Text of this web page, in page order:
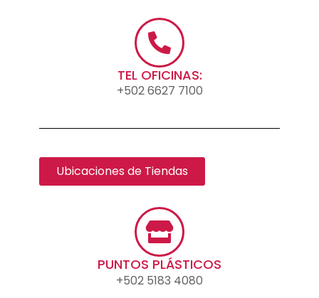
TEL OFICINAS:
+502 6627 7100
Ubicaciones de Tiendas
PUNTOS PLÁSTICOS
+502 5183 4080